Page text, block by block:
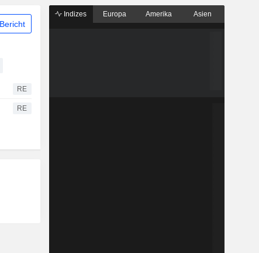
RE
RE
Indizes Europa Amerika Asien